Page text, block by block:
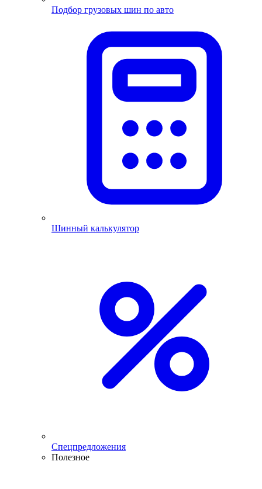
Подбор грузовых шин по авто
Шинный калькулятор
Спецпредложения
Полезное